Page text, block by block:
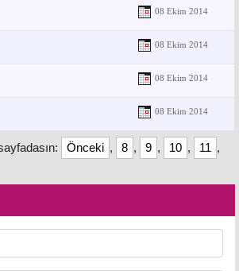
08 Ekim 2014
08 Ekim 2014
08 Ekim 2014
08 Ekim 2014
Önceki , 8 , 9 , 10 , 11 ,